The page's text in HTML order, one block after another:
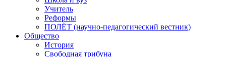
Учитель
Реформы
ПОЛЁТ (научно-педагогический вестник)
Общество
История
Свободная трибуна